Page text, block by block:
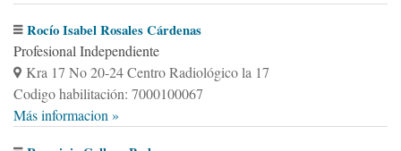
Rocío Isabel Rosales Cárdenas
Profesional Independiente
Kra 17 No 20-24 Centro Radiológico la 17
Codigo habilitación: 7000100067
Más informacion »